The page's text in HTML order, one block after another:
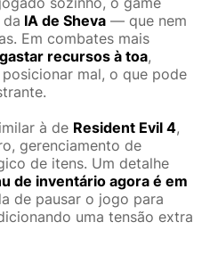
IA de Sheva — que nem
Em combates mais
recursos à toa,
mal, o que pode
à de Resident Evil 4,
gerenciamento de
de itens. Um detalhe
de inventário agora é em
de pausar o jogo para
uma tensão extra